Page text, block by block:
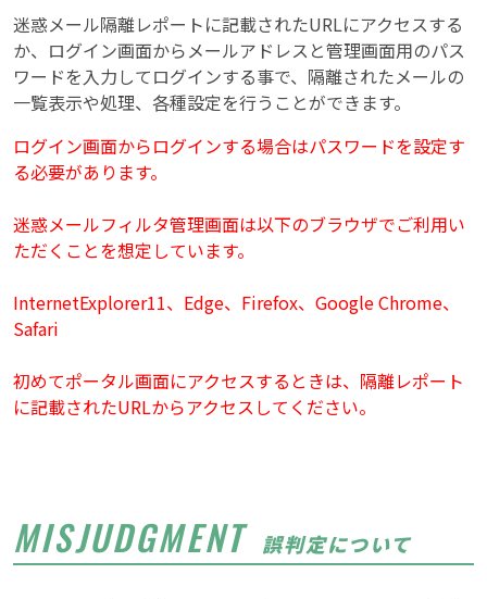
迷惑メール隔離レポートに記載されたURLにアクセスする
か、ログイン画面からメールアドレスと管理画面用のパス
ワードを入力してログインする事で、隔離されたメールの
一覧表示や処理、各種設定を行うことができます。
ログイン画面からログインする場合はパスワードを設定す
る必要があります。
迷惑メールフィルタ管理画面は以下のブラウザでご利用い
ただくことを想定しています。
InternetExplorer11、Edge、Firefox、Google Chrome、
Safari
初めてポータル画面にアクセスするときは、隔離レポート
に記載されたURLからアクセスしてください。
MISJUDGMENT 誤判定について